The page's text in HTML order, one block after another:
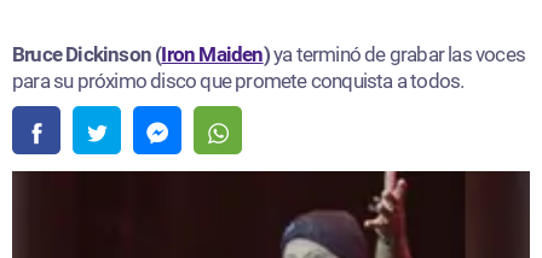
Bruce Dickinson (Iron Maiden)ya terminó de grabar las voces
para su próximo disco que promete conquista a todos.